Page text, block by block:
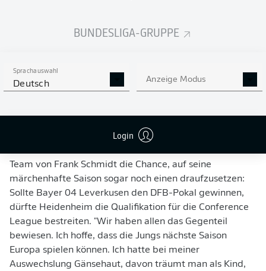
BUNDESLIGA-GRUPPE
Sprachauswahl
Deutsch Anzeige Modus
Login
in unserer ersten Bundesliga-Saison geleistet haben",
Spiel.
Dass am Ende Platz acht rausspringen würde, hatte man
und dem SC Freiburg ab (alle 42), hatten aber das beste
Team von Frank Schmidt die Chance, auf seine
märchenhafte Saison sogar noch einen draufzusetzen:
Sollte Bayer 04 Leverkusen den DFB-Pokal gewinnen,
dürfte Heidenheim die Qualifikation für die Conference
League bestreiten. "Wir haben allen das Gegenteil
bewiesen. Ich hoffe, dass die Jungs nächste Saison
Europa spielen können. Ich hatte bei meiner
Auswechslung Gänsehaut, davon träumt man als Kind,